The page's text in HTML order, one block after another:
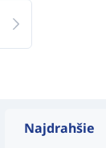
Najdrahšie